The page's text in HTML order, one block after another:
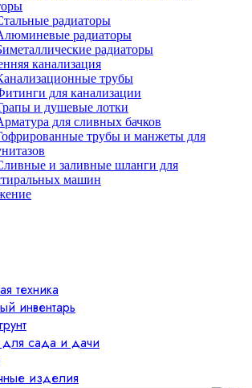
радиаторы
радиаторы
радиаторы
канализация
трубы
для канализации
и душевые лотки
для сливных бачков
трубы и манжеты для
и заливные шланги для
машин
техника
инвентарь
сада и дачи
изделия